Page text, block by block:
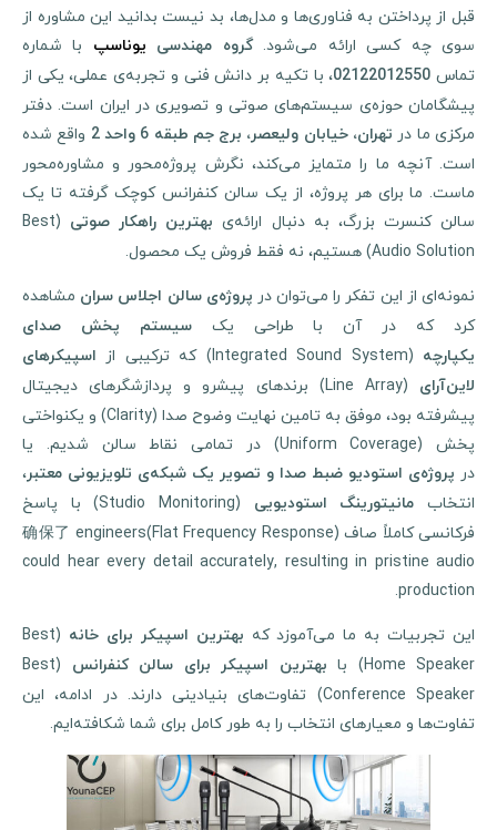
قبل از پرداختن به فناوری‌ها و مدل‌ها، بد نیست بدانید این مشاوره از
سوی چه کسی ارائه می‌شود.گروه مهندسییوناسپبا شماره
تماس02122012550، با تکیه بر دانش فنی و تجربه‌ی عملی، یکی از
پیشگامان حوزه‌ی سیستم‌های صوتی و تصویری در ایران است. دفتر
مرکزی ما در تهران، خیابان ولیعصر، برج جم طبقه 6 واحد 2
واقع شده
است. آنچه ما را متمایز می‌کند، نگرش پروژه‌محور و مشاوره‌محور
ماست. ما برای هر پروژه، از یک سالن کنفرانس کوچک گرفته تا یک
سالن کنسرت بزرگ، به دنبال ارائه‌یبهترین راهکار صوتی
(Best
Audio Solution) هستیم، نه فقط فروش یک محصول.
نمونه‌ای از این تفکر را می‌توان در پروژه‌ی سالن اجلاس سرانمشاهده
کرد که در آن با طراحی یکسیستم پخش صدای
یکپارچه(Integrated Sound System) که ترکیبی از
اسپیکرهای
لاین‌آرای
(Line Array) برندهای پیشرو و پردازشگرهای دیجیتال
پیشرفته بود، موفق به تامین نهایت وضوح صدا (Clarity) و یکنواختی
پخش (Uniform Coverage) در تمامی نقاط سالن شدیم. یا
پروژه‌ی استودیو ضبط صدا و تصویر یک شبکه‌ی تلویزیونی معتبر،
انتخابمانیتورینگ استودیویی
(Studio Monitoring) با پاسخ
فرکانسی کاملاً صاف (Flat Frequency Response)确保了 engineers
could hear every detail accurately, resulting in pristine audio
production.
این تجربیات به ما می‌آموزد کهبهترین اسپیکر برای خانه
(Best
Home Speaker) با
بهترین اسپیکر برای سالن کنفرانس
(Best
Conference Speaker) تفاوت‌های بنیادینی دارند. در ادامه، این
تفاوت‌ها و معیارهای انتخاب را به طور کامل برای شما شکافته‌ایم.